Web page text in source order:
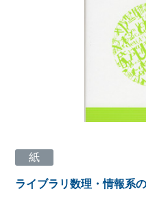
紙
ライブラリ数理・情報系